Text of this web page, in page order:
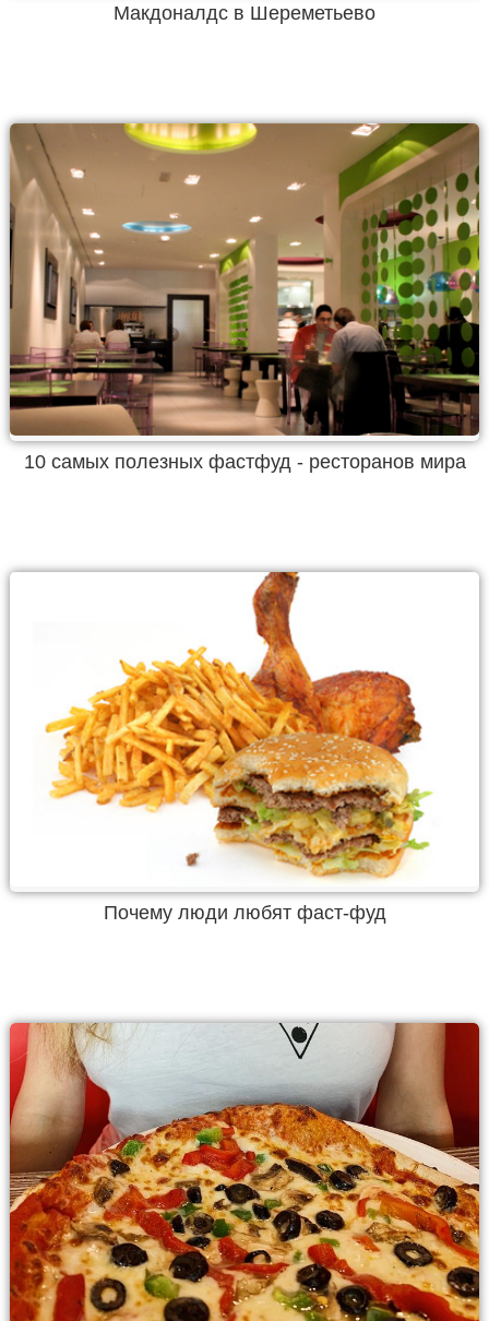
Макдоналдс в Шереметьево
10 самых полезных фастфуд - ресторанов мира
Почему люди любят фаст-фуд